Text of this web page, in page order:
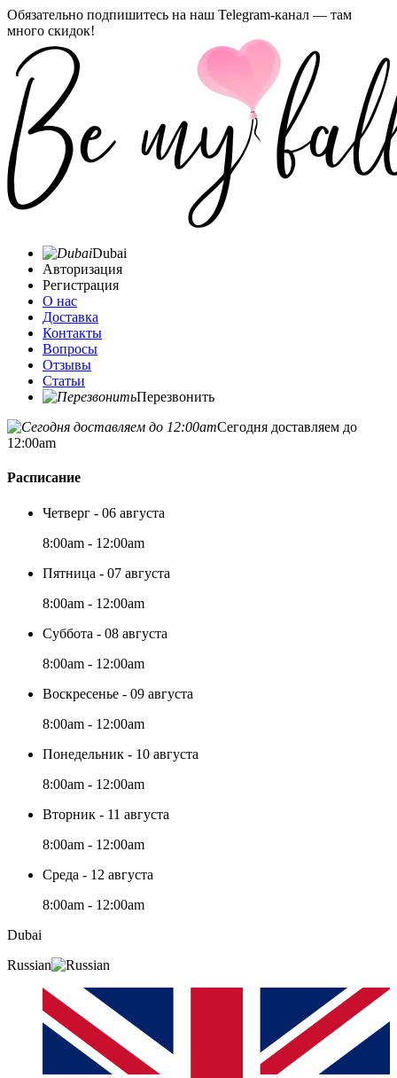
Обязательно подпишитесь на наш Telegram-канал — там
много скидок!
Dubai
Авторизация
Регистрация
О нас
Доставка
Контакты
Вопросы
Отзывы
Статьи
Перезвонить
Сегодня доставляем до
12:00am
Расписание
Четверг - 06 августа
8:00am - 12:00am
Пятница - 07 августа
8:00am - 12:00am
Суббота - 08 августа
8:00am - 12:00am
Воскресенье - 09 августа
8:00am - 12:00am
Понедельник - 10 августа
8:00am - 12:00am
Вторник - 11 августа
8:00am - 12:00am
Среда - 12 августа
8:00am - 12:00am
Dubai
Russian